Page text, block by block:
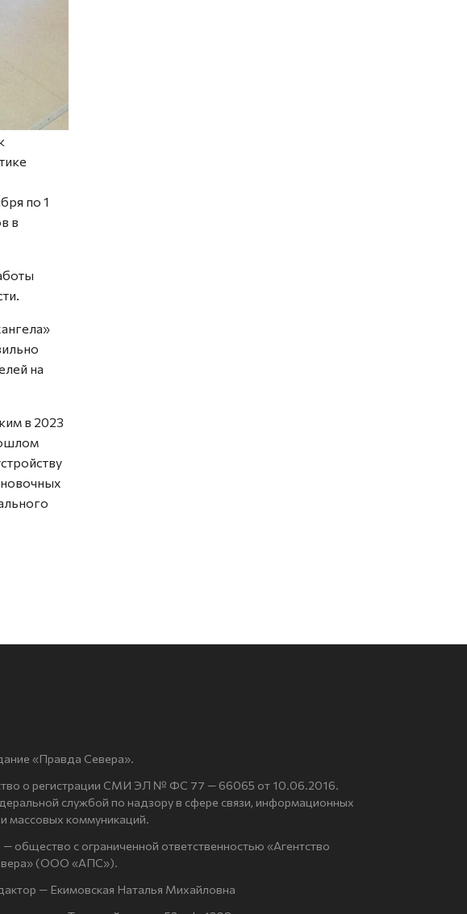
по 1
в
на
в 2023
«Правда Севера».
о регистрации СМИ ЭЛ № ФС 77 — 66065 от 10.06.2016.
службой по надзору в сфере связи, информационных
массовых коммуникаций.
общество с ограниченной ответственностью «Агентство
(ООО «АПС»).
— Екимовская Наталья Михайловна